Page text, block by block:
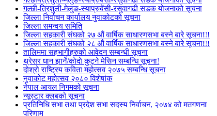
गल्छी-त्रिशुली-मेलुङ-स्याप्रुबेंसी-रसुवागढी सडक योजनाको सूचना
जिल्ला निर्वाचन कार्यालय नुवाकोटको सूचना
जिल्ला समन्वय समिति
जिल्ला सहकारी संघको २७ औं वार्षिक साधारणसभा बस्ने बारे सूचना!!!
जिल्ला सहकारी संघको २८ औं वार्षिक साधारणसभा बस्ने बारे सूचना!!!
तालिममा सहभागीहरुको आवेदन सम्बन्धी सूचना
थ्रेसर धान झार्ने/काेदाे कुट्ने मेसिन सम्बन्धि सूचना!
दोश्रो राष्ट्रिय कविता महोत्सव २०७५ सम्बन्धि सूचना
नुवाकोट महोत्सव २०८० विशेषांक
नेपाल आयल निगमको सूचना
न्यूस्टार क्लबको सूचना
प्रतिनिधि सभा तथा प्रदेश सभा सदस्य निर्वाचन, २०७४ को मतगणना
परिणाम